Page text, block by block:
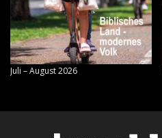
Juli – August 2026